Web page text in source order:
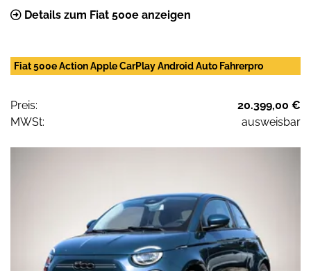
Details zum Fiat 500e anzeigen
Fiat 500e Action Apple CarPlay Android Auto Fahrerpro
Preis:
20.399,00 €
MWSt:
ausweisbar